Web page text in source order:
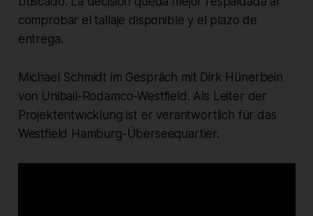
comprobar el tallaje disponible y el plazo de
entrega.
Michael Schmidt im Gespräch mit Dirk Hünerbein
von Unibail-Rodamco-Westfield. Als Leiter der
Projektentwicklung ist er verantwortlich für das
Westfield Hamburg-Überseequartier.